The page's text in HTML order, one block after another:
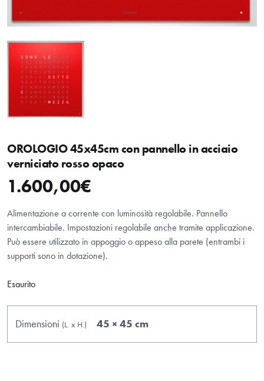
OROLOGIO 45x45cm con pannello in acciaio
verniciato rosso opaco
1.600,00€
Alimentazione a corrente con luminosità regolabile. Pannello
intercambiabile. Impostazioni regolabile anche tramite applicazione.
Può essere utilizzato in appoggio o appeso alla parete (entrambi i
supporti sono in dotazione).
Esaurito
Dimensioni (L. x H.) 45 × 45 cm